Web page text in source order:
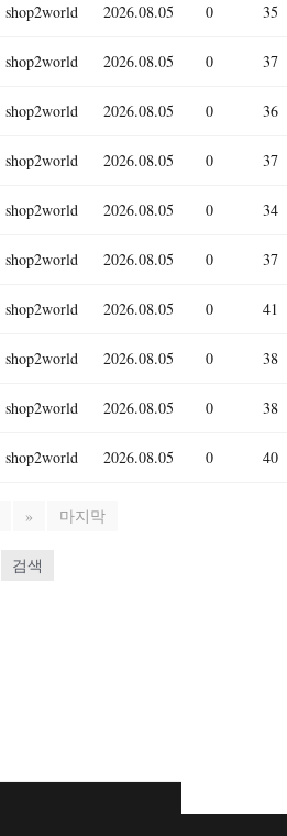
shop2world 2026.08.05 0 35
shop2world 2026.08.05 0 37
shop2world 2026.08.05 0 36
shop2world 2026.08.05 0 37
shop2world 2026.08.05 0 34
shop2world 2026.08.05 0 37
shop2world 2026.08.05 0 41
shop2world 2026.08.05 0 38
shop2world 2026.08.05 0 38
shop2world 2026.08.05 0 40
» 마지막
검색